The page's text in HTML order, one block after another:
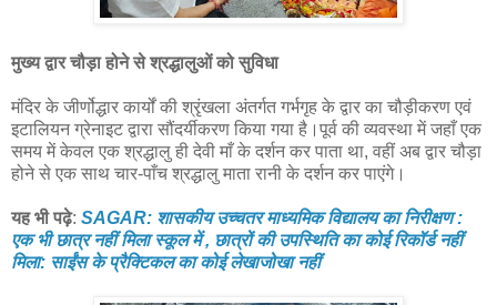
मुख्य द्वार चौड़ा होने से श्रद्धालुओं को सुविधा
मंदिर के जीर्णोद्धार कार्यों की श्रृंखला अंतर्गत गर्भगृह के द्वार का चौड़ीकरण एवं
इटालियन ग्रेनाइट द्वारा सौंदर्यीकरण किया गया है।पूर्व की व्यवस्था में जहाँ एक
समय में केवल एक श्रद्धालु ही देवी माँ के दर्शन कर पाता था, वहीं अब द्वार चौड़ा
होने से एक साथ चार-पाँच श्रद्धालु माता रानी के दर्शन कर पाएंगे।
यह भी पढ़े: SAGAR: शासकीय उच्चतर माध्यमिक विद्यालय का निरीक्षण :
एक भी छात्र नहीं मिला स्कूल में , छात्रों की उपस्थिति का कोई रिकॉर्ड नहीं
मिला: साईंस के प्रैक्टिकल का कोई लेखाजोखा नहीं